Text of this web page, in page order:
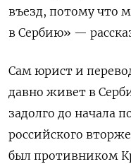
въезд, потому что
в Сербию» —
Сам юрист и
давно живет в
задолго до начала
российского
был противником